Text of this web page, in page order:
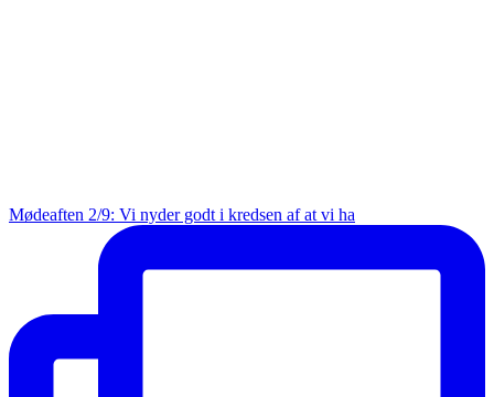
Mødeaften 2/9: Vi nyder godt i kredsen af at vi ha